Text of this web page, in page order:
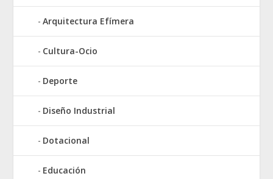
Arquitectura Efímera
Cultura-Ocio
Deporte
Diseño Industrial
Dotacional
Educación